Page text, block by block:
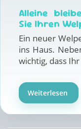
Alleine
Sie Ihren
Ein neuer
ins Haus.
wichtig, dass
Weiterlesen